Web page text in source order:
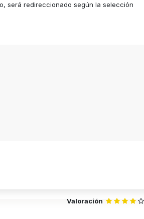
será redireccionado según la selección
Valoración